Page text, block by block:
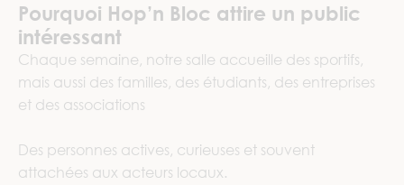
Pourquoi Hop’n Bloc attire un public
intéressant
Chaque semaine, notre salle accueille des sportifs,
mais aussi des familles, des étudiants, des entreprises
et des associations
Des personnes actives, curieuses et souvent
attachées aux acteurs locaux.